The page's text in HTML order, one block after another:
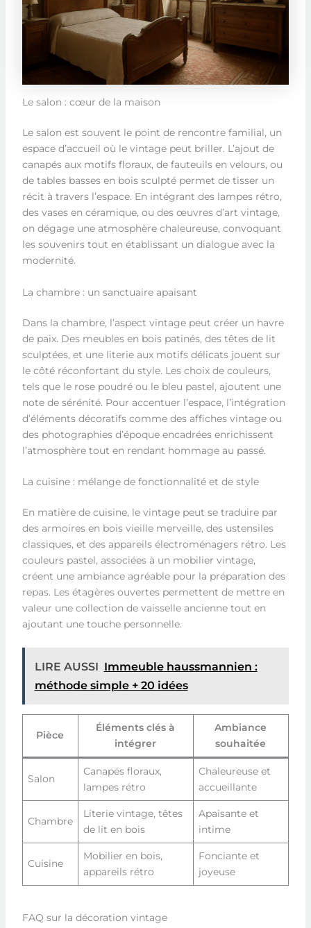
Le salon : cœur de la maison
Le salon est souvent le point de rencontre familial, un
espace d’accueil où le vintage peut briller. L’ajout de
canapés aux motifs floraux, de fauteuils en velours, ou
de tables basses en bois sculpté permet de tisser un
récit à travers l’espace. En intégrant des lampes rétro,
des vases en céramique, ou des œuvres d’art vintage,
on dégage une atmosphère chaleureuse, convoquant
les souvenirs tout en établissant un dialogue avec la
modernité.
La chambre : un sanctuaire apaisant
Dans la chambre, l’aspect vintage peut créer un havre
de paix. Des meubles en bois patinés, des têtes de lit
sculptées, et une literie aux motifs délicats jouent sur
le côté réconfortant du style. Les choix de couleurs,
tels que le rose poudré ou le bleu pastel, ajoutent une
note de sérénité. Pour accentuer l’espace, l’intégration
d’éléments décoratifs comme des affiches vintage ou
des photographies d’époque encadrées enrichissent
l’atmosphère tout en rendant hommage au passé.
La cuisine : mélange de fonctionnalité et de style
En matière de cuisine, le vintage peut se traduire par
des armoires en bois vieille merveille, des ustensiles
classiques, et des appareils électroménagers rétro. Les
couleurs pastel, associées à un mobilier vintage,
créent une ambiance agréable pour la préparation des
repas. Les étagères ouvertes permettent de mettre en
valeur une collection de vaisselle ancienne tout en
ajoutant une touche personnelle.
LIRE AUSSI Immeuble haussmannien :
méthode simple + 20 idées
Pièce
Éléments clés à
intégrer
Ambiance
souhaitée
Salon
Canapés floraux,
lampes rétro
Chaleureuse et
accueillante
Chambre
Literie vintage, têtes
de lit en bois
Apaisante et
intime
Cuisine
Mobilier en bois,
appareils rétro
Fonciante et
joyeuse
FAQ sur la décoration vintage